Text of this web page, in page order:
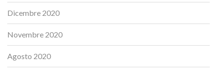
Dicembre 2020
Novembre 2020
Agosto 2020